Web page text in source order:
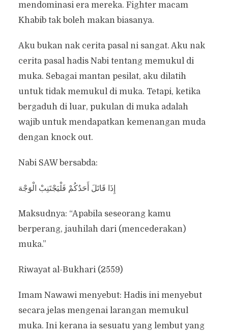
mendominasi era mereka. Fighter macam
Khabib tak boleh makan biasanya.
Aku bukan nak cerita pasal ni sangat. Aku nak
cerita pasal hadis Nabi tentang memukul di
muka. Sebagai mantan pesilat, aku dilatih
untuk tidak memukul di muka. Tetapi, ketika
bergaduh di luar, pukulan di muka adalah
wajib untuk mendapatkan kemenangan muda
dengan knock out.
Nabi SAW bersabda:
‎إِذَا قَاتَلَ أَحَدُكُمْ فَلْيَجْتَنِبْ الْوَجْهَ
Maksudnya: “Apabila seseorang kamu
berperang, jauhilah dari (mencederakan)
muka.”
Riwayat al-Bukhari (2559)
Imam Nawawi menyebut: Hadis ini menyebut
secara jelas mengenai larangan memukul
muka. Ini kerana ia sesuatu yang lembut yang